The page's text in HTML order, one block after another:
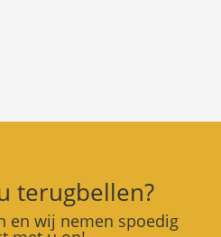
terugbellen?
en wij nemen spoedig